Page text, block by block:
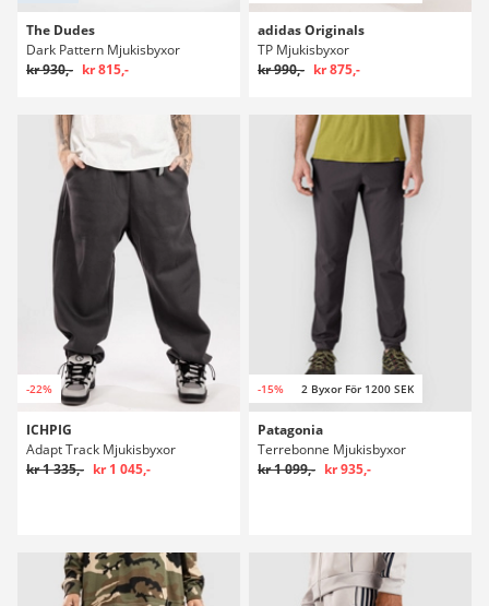
The Dudes
Dark Pattern Mjukisbyxor
kr 930,- kr 815,-
adidas Originals
TP Mjukisbyxor
kr 990,- kr 875,-
-22%
ICHPIG
Adapt Track Mjukisbyxor
kr 1 335,- kr 1 045,-
-15% 2 Byxor För 1200 SEK
Patagonia
Terrebonne Mjukisbyxor
kr 1 099,- kr 935,-